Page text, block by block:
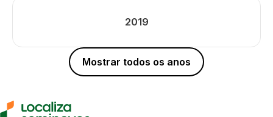
2019
Mostrar todos os anos